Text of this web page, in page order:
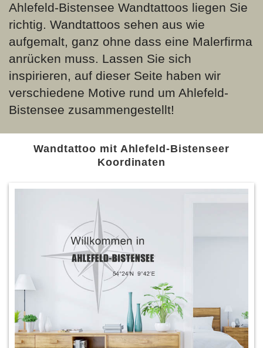
Ahlefeld-Bistensee Wandtattoos liegen Sie
richtig. Wandtattoos sehen aus wie
aufgemalt, ganz ohne dass eine Malerfirma
anrücken muss. Lassen Sie sich
inspirieren, auf dieser Seite haben wir
verschiedene Motive rund um Ahlefeld-
Bistensee zusammengestellt!
Wandtattoo mit Ahlefeld-Bistenseer
Koordinaten